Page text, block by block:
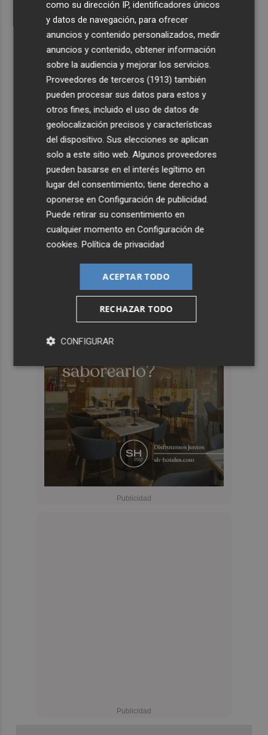
como su dirección IP, identificadores únicos
y datos de navegación, para ofrecer
anuncios y contenido personalizados, medir
anuncios y contenido, obtener información
sobre la audiencia y mejorar los servicios.
Proveedores de terceros (1913) también
pueden procesar sus datos para estos y
otros fines, incluido el uso de datos de
geolocalización precisos y características
del dispositivo. Sus elecciones se aplican
solo a este sitio web. Algunos proveedores
pueden basarse en el interés legítimo en
lugar del consentimiento; tiene derecho a
oponerse enConfiguración de publicidad.
Puede retirar su consentimiento en
cualquier momento enConfiguración de
cookies.Política de privacidad
ACEPTAR TODO
RECHAZAR TODO
CONFIGURAR